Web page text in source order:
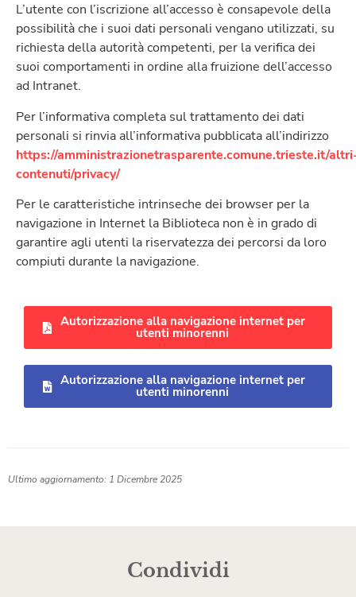
L’utente con l’iscrizione all’accesso è consapevole della
possibilità che i suoi dati personali vengano utilizzati, su
richiesta della autorità competenti, per la verifica dei
suoi comportamenti in ordine alla fruizione dell’accesso
ad Intranet.
Per l’informativa completa sul trattamento dei dati
personali si rinvia all’informativa pubblicata all’indirizzo
https://amministrazionetrasparente.comune.trieste.it/
contenuti/privacy/
Per le caratteristiche intrinseche dei browser per la
navigazione in Internet la Biblioteca non è in grado di
garantire agli utenti la riservatezza dei percorsi da loro
compiuti durante la navigazione.
Autorizzazione alla navigazione internet per
utenti minorenni
Autorizzazione alla navigazione internet per
utenti minorenni
Ultimo aggiornamento: 1 Dicembre 2025
Condividi